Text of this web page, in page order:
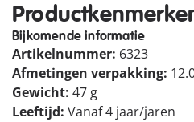
Bijkomende informatie
Artikelnummer: 6323
Afmetingen verpakking:
Gewicht: 47 g
Leeftijd: Vanaf 4 jaar/jaren